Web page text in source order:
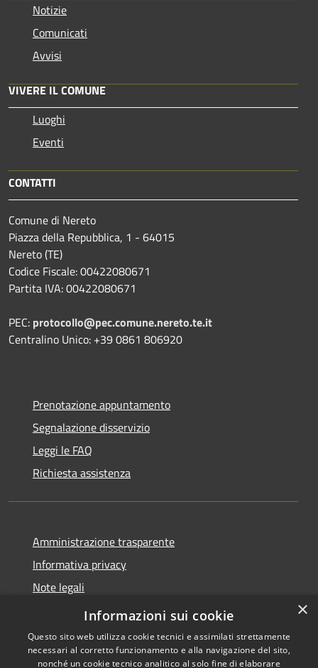
Notizie
Comunicati
Avvisi
VIVERE IL COMUNE
Luoghi
Eventi
CONTATTI
Comune di Nereto
Piazza della Repubblica, 1 - 64015
Nereto (TE)
Codice Fiscale: 00422080671
Partita IVA: 00422080671
PEC: protocollo@pec.comune.nereto.te.it
Centralino Unico: +39 0861 806920
Prenotazione appuntamento
Segnalazione disservizio
Leggi le FAQ
Richiesta assistenza
Amministrazione trasparente
Informativa privacy
Note legali
Dichiarazione di accessibilità
×
Informazioni sui cookie
Questo sito web utilizza cookie tecnici e assimilati strettamente
necessari al corretto funzionamento e alla navigazione del sito,
nonché un cookie tecnico analitico al solo fine di elaborare